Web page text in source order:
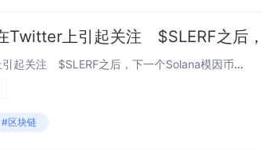
Slothana加密货币预售在Twitter上引起关注 $SLERF之后，下一个Solana模因币会狂热吗？...
#区块链